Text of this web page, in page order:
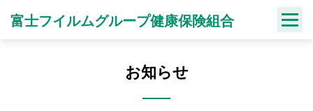
富士フイルムグループ健康保険組合
お知らせ